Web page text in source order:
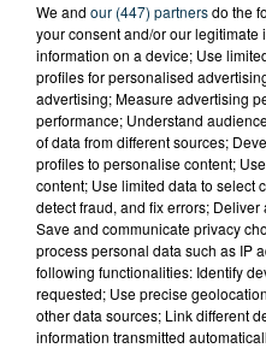
We and our (447) partnersdo the
your consent and/or our legitimate
information on a device; Use
profiles for personalised
advertising; Measure advertising
performance; Understand
of data from different sources;
profiles to personalise content;
content; Use limited data to select
detect fraud, and fix errors;
Save and communicate privacy
process personal data such as IP
following functionalities: Identify
requested; Use precise
other data sources; Link different
information transmitted